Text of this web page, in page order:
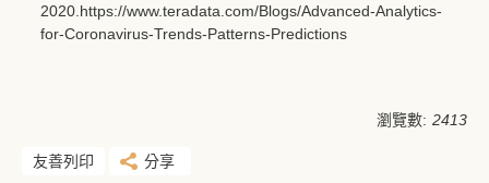
2020. https://www.teradata.com/Blogs/Advanced-Analytics-
for-Coronavirus-Trends-Patterns-Predictions
瀏覽數: 2413
友善列印 分享